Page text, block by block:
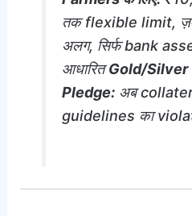
तक flexible limit,
अलग, सिर्फ bank
आधारितGold/
Pledge: अब
guidelines का